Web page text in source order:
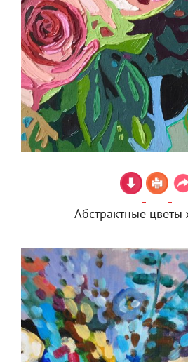
Абстрактные цветы